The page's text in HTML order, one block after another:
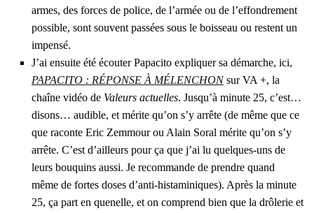
armes, des forces de police, de l’ar­mée ou de l’ef­fon­dre­ment
pos­sible, sont sou­vent pas­sées sous le bois­seau ou res­tent un
impen­sé.
J’ai ensuite été écou­ter Papa­ci­to expli­quer sa démarche, ici,
PAPACITO : RÉPONSE À MÉLENCHON sur VA +, la
chaîne vidéo de Valeurs actuelles. Jus­qu’à minute 25, c’est…
disons… audible, et mérite qu’on s’y arrête (de même que ce
que raconte Eric Zem­mour ou Alain Soral mérite qu’on s’y
arrête. C’est d’ailleurs pour ça que j’ai lu quelques-uns de
leurs bou­quins aus­si. Je recom­mande de prendre quand
même de fortes doses d’an­ti-his­ta­mi­niques). Après la minute
25, ça part en que­nelle, et on com­prend bien que la drô­le­rie et